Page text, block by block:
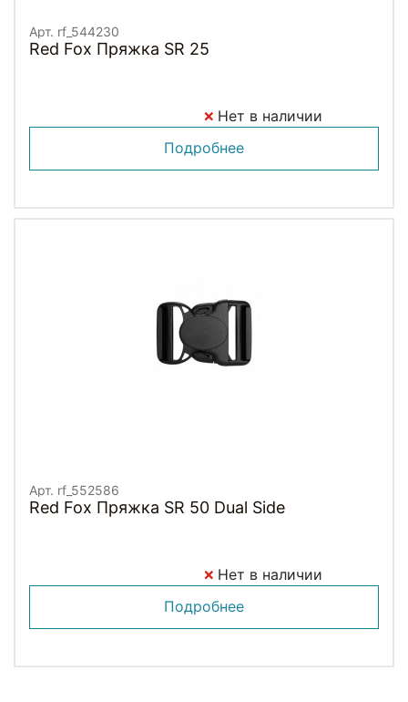
Арт. rf_544230
Red Fox Пряжка SR 25
Нет в наличии
Подробнее
Арт. rf_552586
Red Fox Пряжка SR 50 Dual Side
Нет в наличии
Подробнее